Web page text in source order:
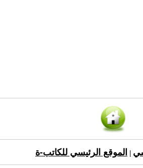
الموقع الرئيسي للكاتب-ة